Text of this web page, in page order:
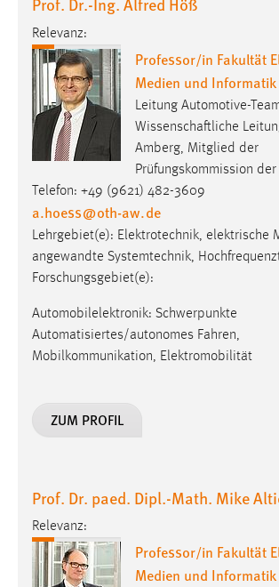
Relevanz:
Professor/in Fakultät
Medien und Informatik
Leitung Automotive-
Wissenschaftliche
Amberg, Mitglied der
Prüfungskommission der
Telefon: +49 (9621) 482-3609
a.hoess@oth-aw.de
Lehrgebiet(e): Elektro­tech­nik, elek­trische
angewandte Systemtechnik,
Forschungsgebiet(e):
Automobilelektronik: Schwerpunkte
Automatisiertes/autonomes Fahren,
Mobilkommunikation, Elektromobilität
ZUM PROFIL
Prof. Dr. paed. Dipl.-Math. Mike
Relevanz:
Professor/in Fakultät
Medien und Informatik